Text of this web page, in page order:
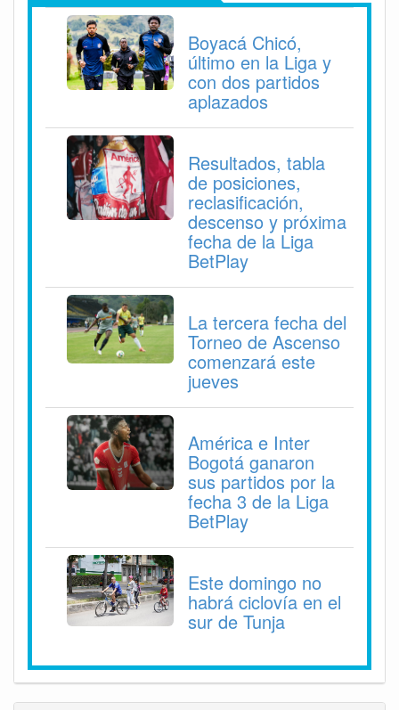
Boyacá Chicó,
último en la Liga y
con dos partidos
aplazados
Resultados, tabla
de posiciones,
reclasificación,
descenso y próxima
fecha de la Liga
BetPlay
La tercera fecha del
Torneo de Ascenso
comenzará este
jueves
América e Inter
Bogotá ganaron
sus partidos por la
fecha 3 de la Liga
BetPlay
Este domingo no
habrá ciclovía en el
sur de Tunja